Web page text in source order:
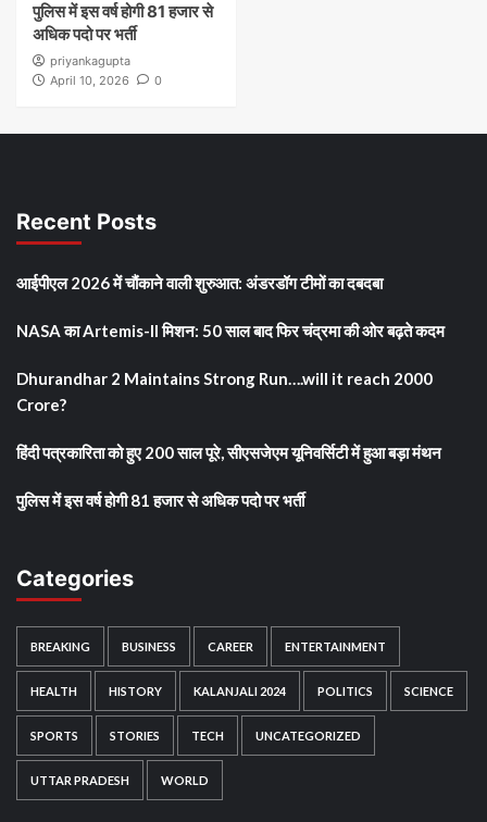
पुलिस में इस वर्ष होगी 81 हजार से
अधिक पदो पर भर्ती
priyankagupta
April 10, 2026
0
Recent Posts
आईपीएल 2026 में चौंकाने वाली शुरुआत: अंडरडॉग टीमों का दबदबा
NASA का Artemis-II मिशन: 50 साल बाद फिर चंद्रमा की ओर बढ़ते कदम
Dhurandhar 2 Maintains Strong Run….will it reach 2000
Crore?
हिंदी पत्रकारिता को हुए 200 साल पूरे, सीएसजेएम यूनिवर्सिटी में हुआ बड़ा मंथन
पुलिस में इस वर्ष होगी 81 हजार से अधिक पदो पर भर्ती
Categories
BREAKING BUSINESS CAREER ENTERTAINMENT
HEALTH HISTORY KALANJALI 2024 POLITICS SCIENCE
SPORTS STORIES TECH UNCATEGORIZED
UTTAR PRADESH WORLD